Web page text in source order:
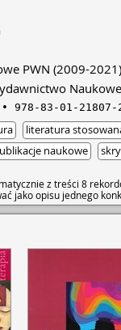
PWN (2009-2021)
978-83-01-21807-
literatura
naukowe
z treści 8
jako opisu jednego